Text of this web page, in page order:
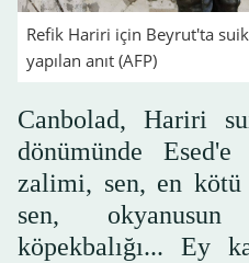
Refik Hariri için Beyrut'ta
yapılan anıt (AFP)
Canbolad, Hariri
dönümünde
zalimi, sen, en
sen,
köpekbalığı... Ey